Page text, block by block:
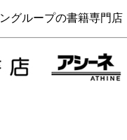
グループの書籍専門店